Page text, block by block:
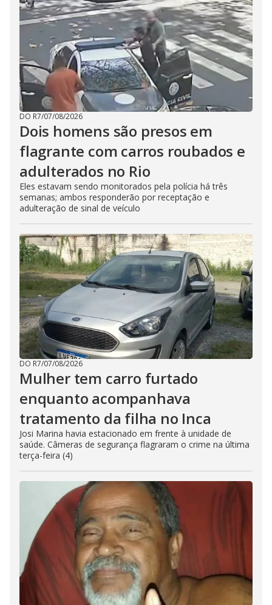
DO R7/07/08/2026
Dois homens são presos em
flagrante com carros roubados e
adulterados no Rio
Eles estavam sendo monitorados pela polícia há três
semanas; ambos responderão por receptação e
adulteração de sinal de veículo
DO R7/07/08/2026
Mulher tem carro furtado
enquanto acompanhava
tratamento da filha no Inca
Josi Marina havia estacionado em frente à unidade de
saúde. Câmeras de segurança flagraram o crime na última
terça-feira (4)